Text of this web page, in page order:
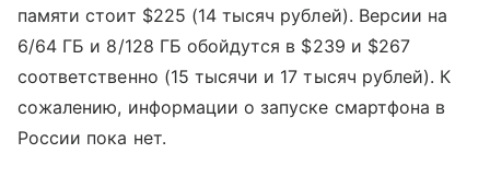
памяти стоит $225 (14 тысяч рублей). Версии на
6/64 ГБ и 8/128 ГБ обойдутся в $239 и $267
соответственно (15 тысячи и 17 тысяч рублей). К
сожалению, информации о запуске смартфона в
России пока нет.